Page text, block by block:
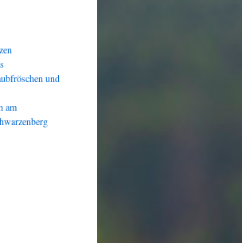
und
am